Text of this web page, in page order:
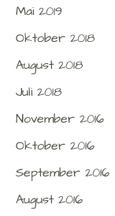
Mai 2019
Oktober 2018
August 2018
Juli 2018
November 2016
Oktober 2016
September 2016
August 2016